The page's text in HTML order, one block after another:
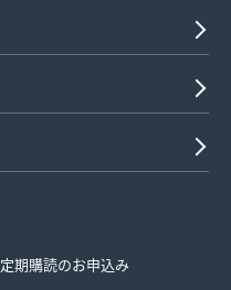
定期購読のお申込み